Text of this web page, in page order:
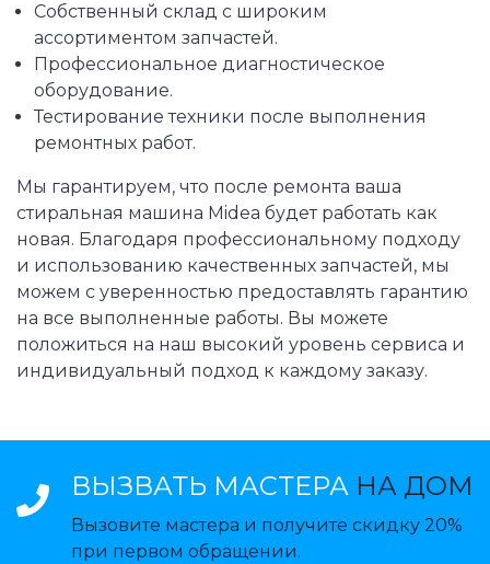
Собственный склад с широким
ассортиментом запчастей.
Профессиональное диагностическое
оборудование.
Тестирование техники после выполнения
ремонтных работ.
Мы гарантируем, что после ремонта ваша
стиральная машина Midea будет работать как
новая. Благодаря профессиональному подходу
и использованию качественных запчастей, мы
можем с уверенностью предоставлять гарантию
на все выполненные работы. Вы можете
положиться на наш высокий уровень сервиса и
индивидуальный подход к каждому заказу.
ВЫЗВАТЬ МАСТЕРА НА ДОМ
Вызовите мастера и получите скидку 20%
при первом обращении.